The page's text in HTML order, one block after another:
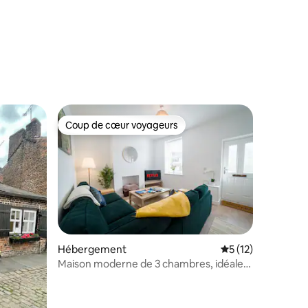
: 4,97 sur 5
appréciés Coup de cœur voyageurs
Coup de cœur voyageurs
Hébergement Évaluation
5 (12)
Maison moderne de 3 chambres, idéale